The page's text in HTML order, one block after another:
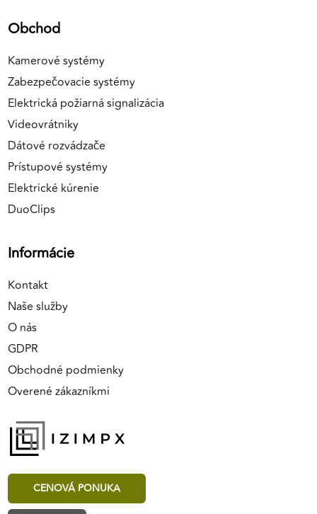
Obchod
Kamerové systémy
Zabezpečovacie systémy
Elektrická požiarná signalizácia
Videovrátniky
Dátové rozvádzače
Prístupové systémy
Elektrické kúrenie
DuoClips
Informácie
Kontakt
Naše služby
O nás
GDPR
Obchodné podmienky
Overené zákazníkmi
CENOVÁ PONUKA